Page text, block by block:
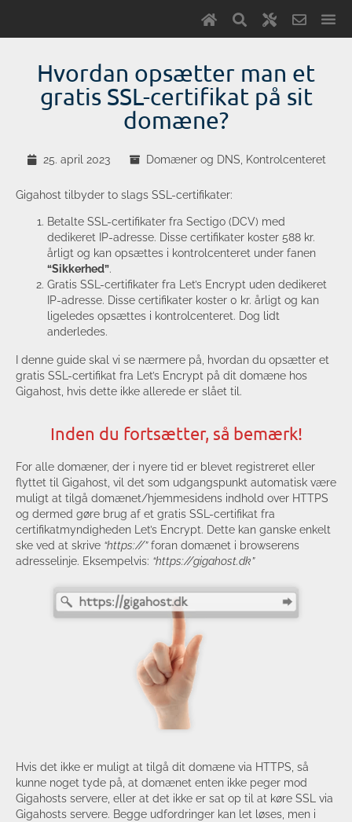
Hvordan opsætter man et
gratis SSL-certifikat på sit
domæne?
25. april 2023 Domæner og DNS Kontrolcenteret
Gigahost tilbyder to slags SSL-certifikater:
Betalte SSL-certifikater fra Sectigo (DCV) med
dedikeret IP-adresse. Disse certifikater koster 588 kr.
årligt og kan opsættes i kontrolcenteret under fanen
“Sikkerhed”.
Gratis SSL-certifikater fra Let’s Encrypt uden dedikeret
IP-adresse. Disse certifikater koster 0 kr. årligt og kan
ligeledes opsættes i kontrolcenteret. Dog lidt
anderledes.
I denne guide skal vi se nærmere på, hvordan du opsætter et
gratis SSL-certifikat fra Let’s Encrypt på dit domæne hos
Gigahost, hvis dette ikke allerede er slået til.
Inden du fortsætter, så bemærk!
For alle domæner, der i nyere tid er blevet registreret eller
flyttet til Gigahost, vil det som udgangspunkt automatisk være
muligt at tilgå domænet/hjemmesidens indhold over HTTPS
og dermed gøre brug af et gratis SSL-certifikat fra
certifikatmyndigheden Let’s Encrypt. Dette kan ganske enkelt
ske ved at skrive “https://”foran domænet i browserens
adresselinje. Eksempelvis: “https://gigahost.dk”
Hvis det ikke er muligt at tilgå dit domæne via HTTPS, så
kunne noget tyde på, at domænet enten ikke peger mod
Gigahosts servere, eller at det ikke er sat op til at køre SSL via
Gigahosts servere. Begge udfordringer kan let løses, men i